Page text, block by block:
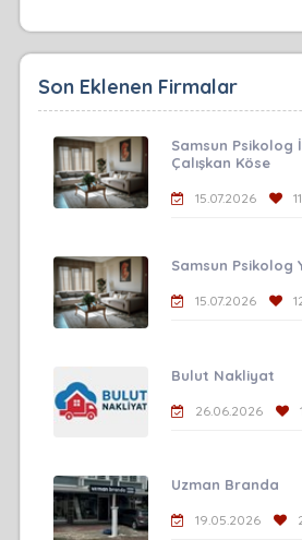
Son Eklenen Firmalar
Samsun Psikolog
Çalışkan Köse
15.07.2026
Samsun Psikolog
15.07.2026
Bulut Nakliyat
26.06.2026
Uzman Branda
19.05.2026